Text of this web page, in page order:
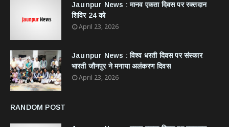
Jaunpur News : ​मानव एकता दिवस पर रक्तदान
शिविर 24 को
April 23, 2026
Jaunpur News : विश्व धरती दिवस पर संस्कार
भारती जौनपुर ने मनाया अलंकरण दिवस
April 23, 2026
RANDOM POST